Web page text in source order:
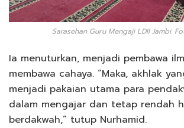
Sarasehan Guru Mengaji LDII Jambi.
Ia menuturkan, menjadi pembawa
membawa cahaya. “Maka, akhlak
menjadi pakaian utama para
dalam mengajar dan tetap rendah
berdakwah,” tutup Nurhamid.